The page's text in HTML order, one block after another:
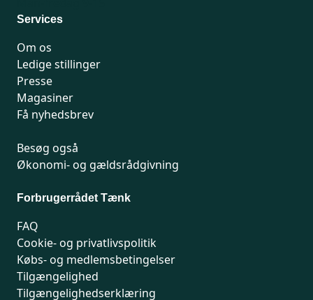
Services
Om os
Ledige stillinger
Presse
Magasiner
Få nyhedsbrev
Besøg også
Økonomi- og gældsrådgivning
Forbrugerrådet Tænk
FAQ
Cookie- og privatlivspolitik
Købs- og medlemsbetingelser
Tilgængelighed
Tilgængelighedserklæring